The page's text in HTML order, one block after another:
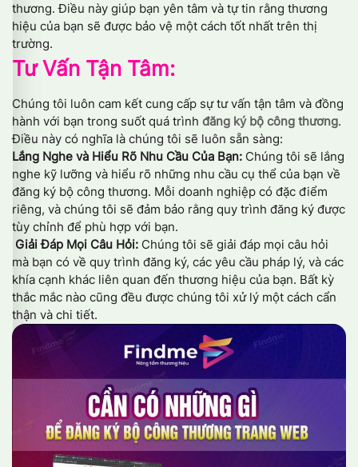
thương. Điều này giúp bạn yên tâm và tự tin rằng thương
hiệu của bạn sẽ được bảo vệ một cách tốt nhất trên thị
trường.
Tư Vấn Tận Tâm:
Chúng tôi luôn cam kết cung cấp sự tư vấn tận tâm và đồng
hành với bạn trong suốt quá trình đăng ký bộ công thương.
Điều này có nghĩa là chúng tôi sẽ luôn sẵn sàng:
Lắng Nghe và Hiểu Rõ Nhu Cầu Của Bạn: Chúng tôi sẽ lắng
nghe kỹ lưỡng và hiểu rõ những nhu cầu cụ thể của bạn về
đăng ký bộ công thương. Mỗi doanh nghiệp có đặc điểm
riêng, và chúng tôi sẽ đảm bảo rằng quy trình đăng ký được
tùy chỉnh để phù hợp với bạn.
Giải Đáp Mọi Câu Hỏi: Chúng tôi sẽ giải đáp mọi câu hỏi
mà bạn có về quy trình đăng ký, các yêu cầu pháp lý, và các
khía cạnh khác liên quan đến thương hiệu của bạn. Bất kỳ
thắc mắc nào cũng đều được chúng tôi xử lý một cách cẩn
thận và chi tiết.